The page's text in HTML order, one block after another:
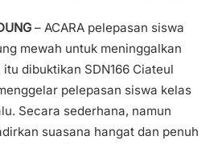
– ACARA pelepasan siswa
mewah untuk meninggalkan
dibuktikan SDN166 Ciateul
pelepasan siswa kelas
Secara sederhana, namun
suasana hangat dan penuh